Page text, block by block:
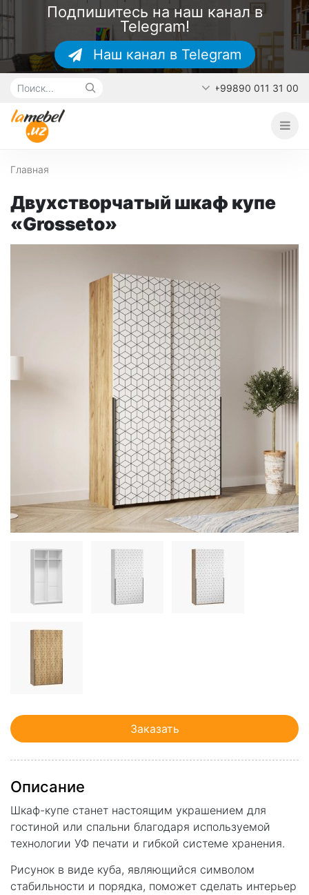
Подпишитесь на наш канал в
Telegram!
Наш канал в Telegram
+99890 011 31 00
Главная
Двухстворчатый шкаф купе
«Grosseto»
Заказать
Описание
Шкаф-купе станет настоящим украшением для
гостиной или спальни благодаря используемой
технологии УФ печати и гибкой системе хранения.
Рисунок в виде куба, являющийся символом
стабильности и порядка, поможет сделать интерьер